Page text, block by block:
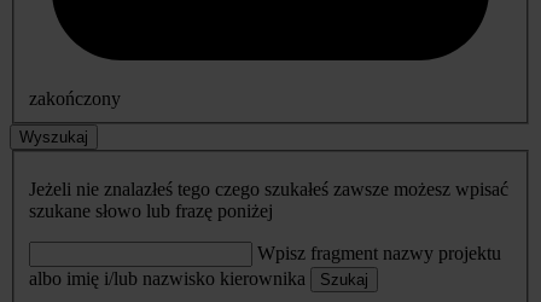
zakończony
Wyszukaj
Jeżeli nie znalazłeś tego czego szukałeś zawsze możesz wpisać
szukane słowo lub frazę poniżej
Wpisz fragment nazwy projektu
albo imię i/lub nazwisko kierownika
Szukaj